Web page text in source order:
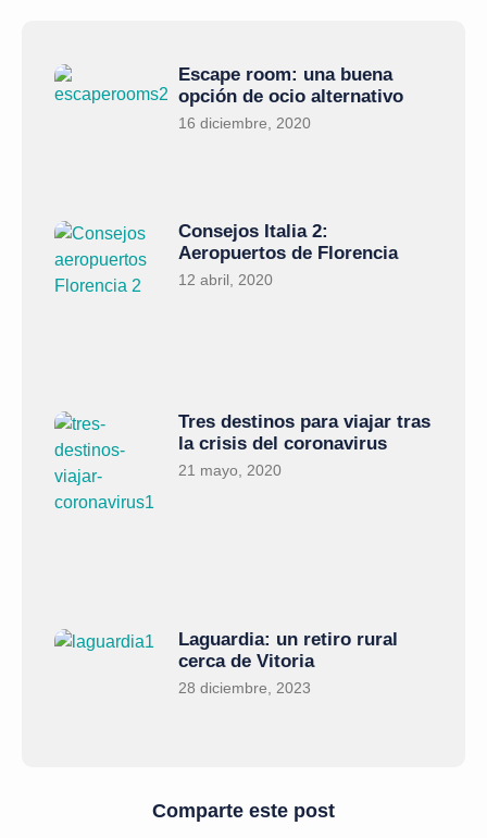
Escape room: una buena
opción de ocio alternativo
16 diciembre, 2020
Consejos Italia 2:
Aeropuertos de Florencia
12 abril, 2020
Tres destinos para viajar tras
la crisis del coronavirus
21 mayo, 2020
Laguardia: un retiro rural
cerca de Vitoria
28 diciembre, 2023
Comparte este post